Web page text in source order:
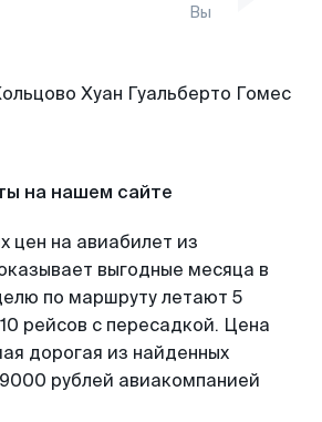
Вы
на нашем сайте
цен на авиабилет из
выгодные месяца в
по маршруту летают 5
рейсов с пересадкой. Цена
дорогая из найденных
рублей авиакомпанией